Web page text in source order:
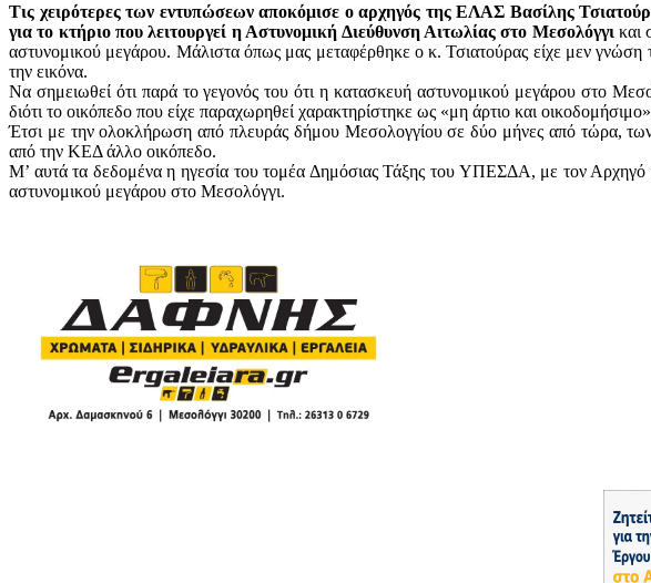
Τις χειρότερες των εντυπώσεων αποκόμισε ο αρχηγός της ΕΛΑΣ Βασίλης
για το κτήριο που λειτουργεί η Αστυνομική Διεύθυνση Αιτωλίας στο Μεσολόγγι και
αστυνομικού μεγάρου. Μάλιστα όπως μας μεταφέρθηκε ο κ. Τσιατούρας είχε μεν
την εικόνα.
Να σημειωθεί ότι παρά το γεγονός του ότι η κατασκευή αστυνομικού μεγάρου στο
διότι το οικόπεδο που είχε παραχωρηθεί χαρακτηρίστηκε ως «μη άρτιο και
Έτσι με την ολοκλήρωση από πλευράς δήμου Μεσολογγίου σε δύο μήνες από τώρα,
από την ΚΕΔ άλλο οικόπεδο.
Μ’ αυτά τα δεδομένα η ηγεσία του τομέα Δημόσιας Τάξης του ΥΠΕΣΔΑ, με τον Αρχηγό
αστυνομικού μεγάρου στο Μεσολόγγι.